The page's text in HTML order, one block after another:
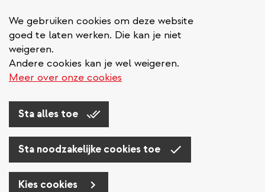
We gebruiken cookies om deze website
goed te laten werken. Die kan je niet
weigeren.
Andere cookies kan je wel weigeren.
Meer over onze cookies
Sta alles toe
Sta noodzakelijke cookies toe
Kies cookies